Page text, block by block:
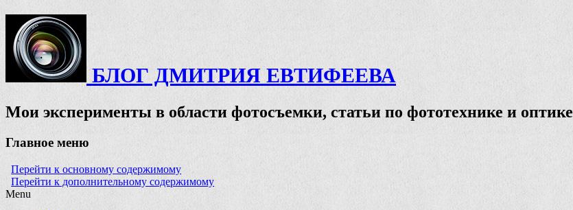
БЛОГ ДМИТРИЯ ЕВТИФЕЕВА
Мои эксперименты в области фотосъемки, статьи по фототехнике и оптике
Главное меню
Перейти к основному содержимому
Перейти к дополнительному содержимому
Menu